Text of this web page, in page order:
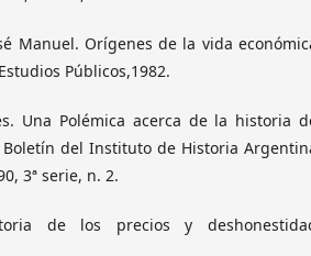
Manuel. Orígenes de la vida
Públicos,1982.
Una Polémica acerca de la historia
del Instituto de Historia
3ª serie, n. 2.
de los precios y